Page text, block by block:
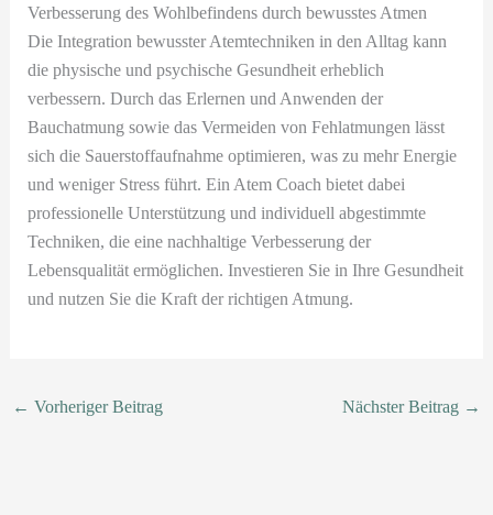
Verbesserung des Wohlbefindens durch bewusstes Atmen
Die Integration bewusster Atemtechniken in den Alltag kann
die physische und psychische Gesundheit erheblich
verbessern. Durch das Erlernen und Anwenden der
Bauchatmung sowie das Vermeiden von Fehlatmungen lässt
sich die Sauerstoffaufnahme optimieren, was zu mehr Energie
und weniger Stress führt. Ein Atem Coach bietet dabei
professionelle Unterstützung und individuell abgestimmte
Techniken, die eine nachhaltige Verbesserung der
Lebensqualität ermöglichen. Investieren Sie in Ihre Gesundheit
und nutzen Sie die Kraft der richtigen Atmung.
← Vorheriger Beitrag Nächster Beitrag →